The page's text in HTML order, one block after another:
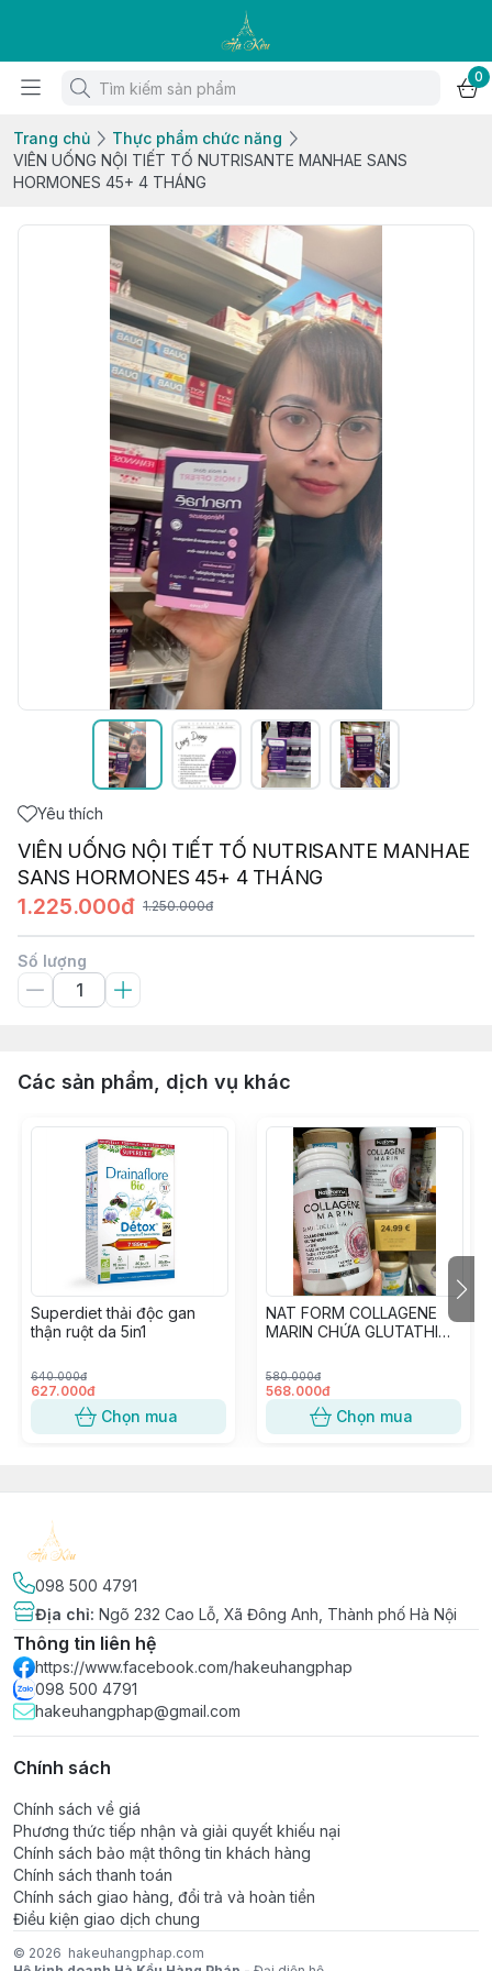
0
Trang chủ
Thực phẩm chức năng
VIÊN UỐNG NỘI TIẾT TỐ NUTRISANTE MANHAE SANS
HORMONES 45+ 4 THÁNG
Yêu thích
VIÊN UỐNG NỘI TIẾT TỐ NUTRISANTE MANHAE
SANS HORMONES 45+ 4 THÁNG
1.225.000đ 1.250.000đ
Số lượng
Các sản phẩm, dịch vụ khác
Superdiet thải độc gan
thận ruột da 5in1
640.000đ
627.000đ
Chọn mua
NAT FORM COLLAGENE
MARIN CHỨA GLUTATHION
580.000đ
568.000đ
Chọn mua
098 500 4791
Địa chỉ: Ngõ 232 Cao Lỗ, Xã Đông Anh, Thành phố Hà Nội
Thông tin liên hệ
https://www.facebook.com/hakeuhangphap
098 500 4791
hakeuhangphap@gmail.com
Chính sách
Chính sách về giá
Phương thức tiếp nhận và giải quyết khiếu nại
Chính sách bảo mật thông tin khách hàng
Chính sách thanh toán
Chính sách giao hàng, đổi trả và hoàn tiền
Điều kiện giao dịch chung
© 2026 hakeuhangphap.com